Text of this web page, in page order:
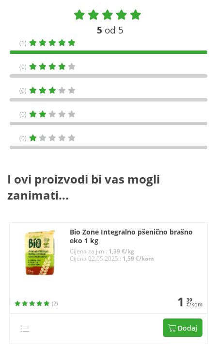
5 od 5
(1)
(0)
(0)
(0)
(0)
I ovi proizvodi bi vas mogli
zanimati...
Bio Zone Integralno pšenično brašno
eko 1 kg
Cijena za j.m.: 1,39 €/kg
Cijena 02.05.2025.: 1,59 €/kom
(2) 1 39
€/kom
Dodaj